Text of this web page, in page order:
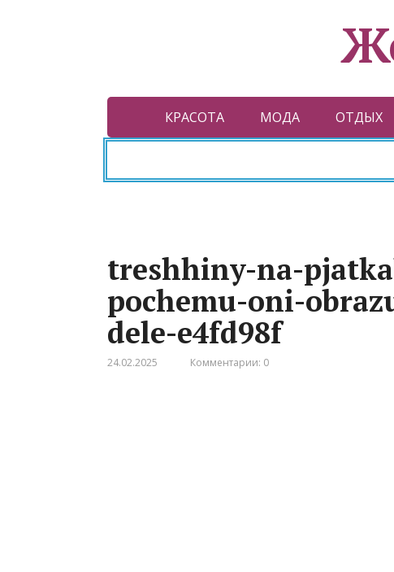
КРАСОТА МОДА ОТДЫХ
treshhiny-na-
pochemu-oni-
dele-e4fd98f
24.02.2025 Комментарии: 0